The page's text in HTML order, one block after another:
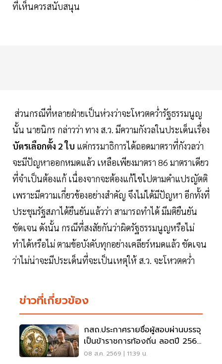
ที่เห็นควรสนับสนุน
ส่วนกรณีที่หลายฝ่ายเป็นห่วงว่าจะโหวตคว่ำรัฐธรรมนูญ
นั้น นายนิกร กล่าวว่า ทาง ส.ว. มีความกังวลในประเด็นเรื่อง
บัตรเลือกตั้ง 2 ใบ แต่กรรมาธิการได้ถอดมาตราที่กังวลว่า
จะมีปัญหาออกหมดแล้ว เหลือเพียงมาตรา 86 มาตราเดียว
ที่จำเป็นต้องแก้ เนื่องจากจะต้องแก้ไขไปตามคำแปรญัตติ
เพราะมีความเกี่ยวข้องอย่างสำคัญ จึงไม่ได้มีปัญหา อีกทั้งที่
ประชุมรัฐสภาได้ยืนยันแล้วว่า สามารถทำได้ มีมติยืนยัน
ชัดเจน ดังนั้น​ กรณีที่สงสัยกันว่าผิดรัฐธรรมนูญหรือไม่
ทำได้หรือไม่ ตามข้อบังคับทุกอย่างเคลียร์หมดแล้ว ชัดเจน
ว่าไม่น่าจะมีประเด็นที่จะเป็นเหตุให้ ส.ว. จะโหวตคว่ำ
ข่าวที่เกี่ยวข้อง
กสถ.ประกาศรายชื่อผู้สอบผ่านบรรจุ
เป็นข้าราชการท้องถิ่น ลอตปี 2568
ใหม่
08 ส.ค. 2569 | 11:39 น.